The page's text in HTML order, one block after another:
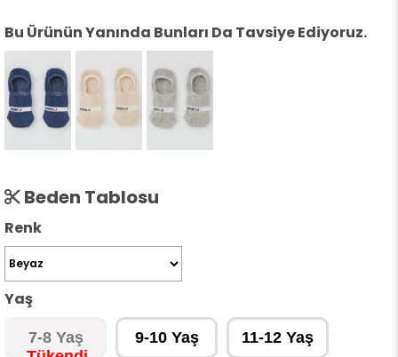
Bu Ürünün Yanında Bunları Da Tavsiye Ediyoruz.
Beden Tablosu
Renk
Yaş
7-8 Yaş 9-10 Yaş 11-12 Yaş